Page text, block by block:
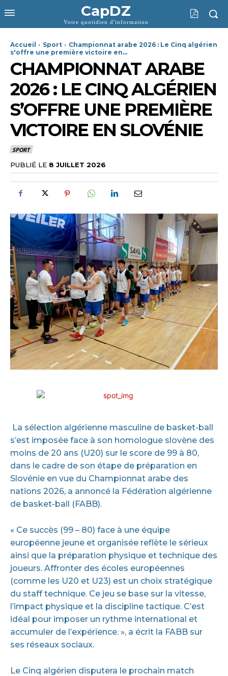
CapDZ
Votre quotidien d'information
Accueil Sport
Championnat arabe 2026 : Le Cinq algérien
s'offre une première victoire en...
CHAMPIONNAT ARABE
2026 : LE CINQ ALGÉRIEN
S’OFFRE UNE PREMIÈRE
VICTOIRE EN SLOVÉNIE
SPORT
PUBLIÉ LE 8 JUILLET 2026
La sélection algérienne masculine de basket-ball
s’est imposée face à son homologue slovène des
moins de 20 ans (U20) sur le score de 99 à 80,
dans le cadre de son étape de préparation en
Slovénie en vue du Championnat arabe des
nations 2026, a annoncé la Fédération algérienne
de basket-ball (FABB).
« Ce succès (99 – 80) face à une équipe
européenne jeune et organisée reflète le sérieux
ainsi que la préparation physique et technique des
joueurs. Affronter des écoles européennes
(comme les U20 et U23) est un choix stratégique
du staff technique. Ce jeu se base sur la vitesse,
l’impact physique et la discipline tactique. C’est
idéal pour imposer un rythme international et
accumuler de l’expérience. », a écrit la FABB sur
ses réseaux sociaux.
Le Cinq algérien disputera le prochain match